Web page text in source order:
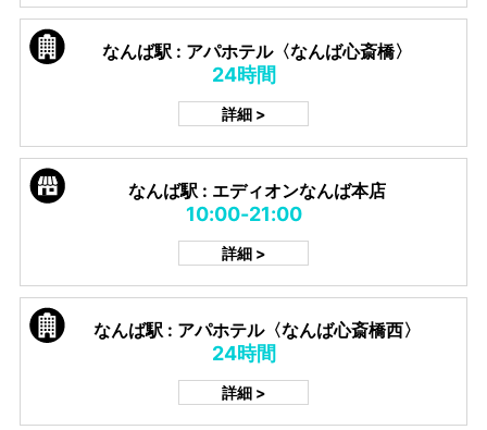
なんば駅 : アパホテル〈なんば心斎橋〉
24時間
詳細 >
なんば駅 : エディオンなんば本店
10:00-21:00
詳細 >
なんば駅 : アパホテル〈なんば心斎橋西〉
24時間
詳細 >